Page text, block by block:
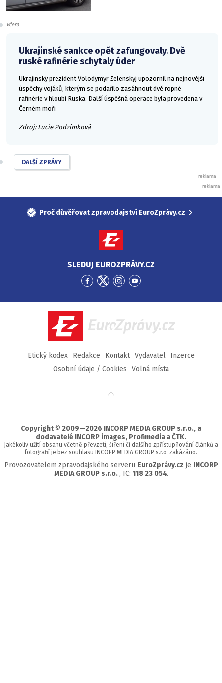
včera
Ukrajinské sankce opět zafungovaly. Dvě
ruské rafinérie schytaly úder
Ukrajinský prezident Volodymyr Zelenskyj upozornil na nejnovější
úspěchy vojáků, kterým se podařilo zasáhnout dvě ropné
rafinérie v hloubi Ruska. Další úspěšná operace byla provedena v
Černém moři.
Zdroj: Lucie Podzimková
DALŠÍ ZPRÁVY
Proč důvěřovat zpravodajství EuroZprávy.cz
SLEDUJ EUROZPRÁVY.CZ
Přejít
Facebook
Přejít
Twitter
Přejít
Instagram
Přejít
YouTube
EuroZprávy.cz
Etický kodex Redakce Kontakt Vydavatel
Inzerce
Osobní údaje / Cookies
Volná místa
Přejít
stránky
Copyright © 2009—2026 INCORP MEDIA GROUP s.r.o., a
dodavatelé INCORP images, Profimedia a ČTK.
Jakékoliv užití obsahu včetně převzetí, šíření či dalšího zpřístupňování článků a
fotografií je bez souhlasu INCORP MEDIA GROUP s.r.o. zakázáno.
Provozovatelem zpravodajského serveru EuroZprávy.cz je INCORP
MEDIA GROUP s.r.o. , IC: 118 23 054.